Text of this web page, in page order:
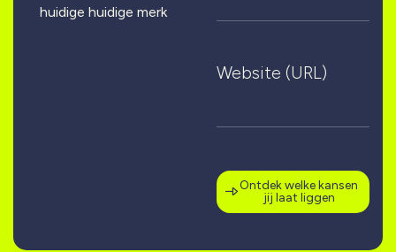
huidige huidige merk
Website (URL)
Ontdek welke kansen
jij laat liggen